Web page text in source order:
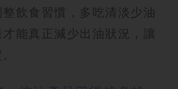
飲食習慣，多吃清淡少油
能真正減少出油狀況，讓